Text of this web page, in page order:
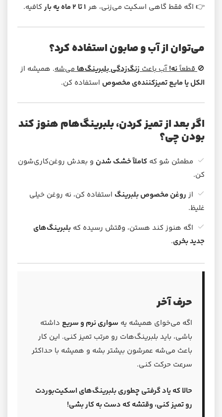
👉 اگه فقط گاهی اسکیت می‌زنی، هر ۱ تا ۲ ماه یه بار کافیه.
می‌توان از آب و صابون استفاده کرد؟
🚫قطعاًنه!آب باعثزنگ‌زدگی بلبرینگ‌هامی‌شه. همیشه از
الکل یا مایع تمیزکننده‌ی مخصوص استفاده کن.
اگر بعد از تمیز کردن، بلبرینگ‌هام هنوز کند
بودن چی؟
مطمئن شو که کاملاً خشک شدن و بعدش روغن‌کاری‌شون
کن.
از روغن مخصوص بلبرینگ استفاده کن، نه روغن خیلی
غلیظ.
اگه هنوز کند هستن، وقتش رسیده که بلبرینگ‌های
جدید بخری.
حرف آخر
اگه می‌خوای همیشه یه سواری نرم و سریع داشته
باشی، باید بلبرینگ‌هات رو مرتب تمیز کنی. این کار
باعث می‌شه عمرشون بیشتر بشه و همیشه با حداکثر
سرعت حرکت کنی.
حالا که یاد گرفتی چطوری بلبرینگ‌های اسکیت‌بوردت
رو تمیز کنی، وقتشه که دست به کار بشی!